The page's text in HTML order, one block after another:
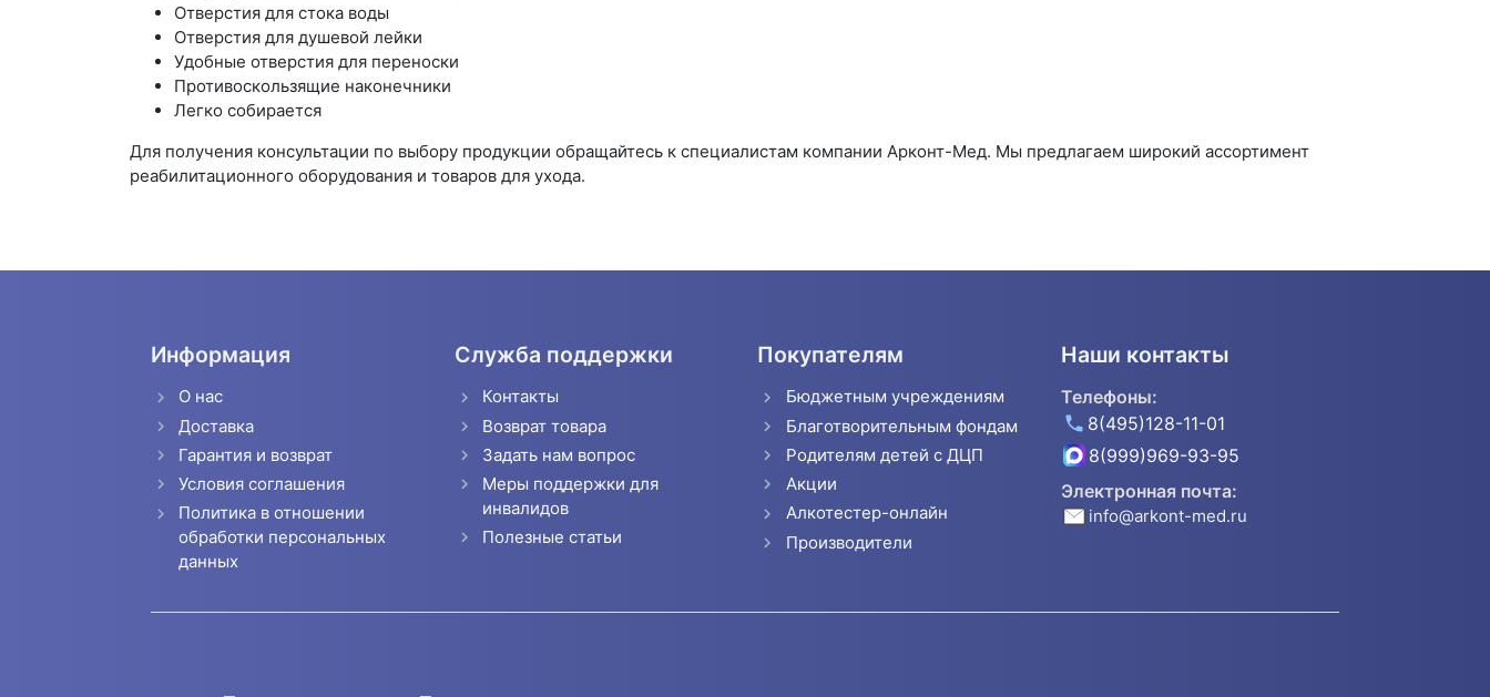
Отверстия для стока воды
Отверстия для душевой лейки
Удобные отверстия для переноски
Противоскользящие наконечники
Легко собирается
Для получения консультации по выбору продукции обращайтесь к специалистам компании Арконт-Мед. Мы предлагаем широкий ассортимент
реабилитационного оборудования и товаров для ухода.
Информация
О нас
Доставка
Гарантия и возврат
Условия соглашения
Политика в отношении
обработки персональных
данных
Служба поддержки
Контакты
Возврат товара
Задать нам вопрос
Меры поддержки для
инвалидов
Полезные статьи
Покупателям
Бюджетным учреждениям
Благотворительным фондам
Родителям детей с ДЦП
Акции
Алкотестер-онлайн
Производители
Наши контакты
Телефоны:
8(495)128-11-01
8(999)969-93-95
Электронная почта:
info@arkont-med.ru